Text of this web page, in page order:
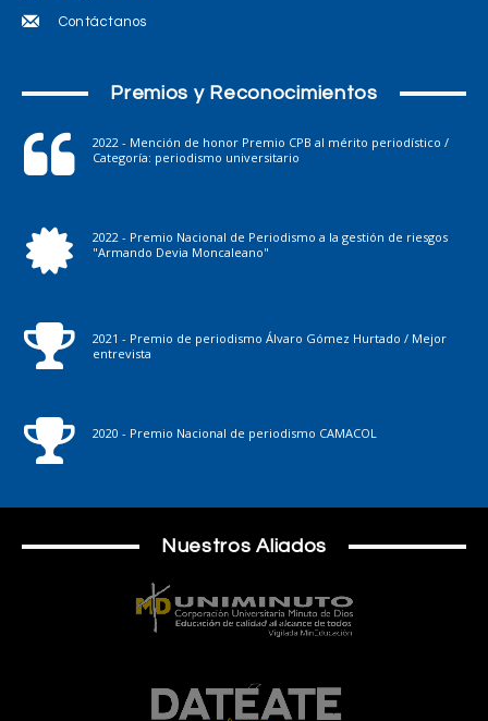
Contáctanos
Premios y Reconocimientos
2022 - Mención de honor Premio CPB al mérito periodístico /
Categoría: periodismo universitario
2022 - Premio Nacional de Periodismo a la gestión de riesgos
"Armando Devia Moncaleano"
2021 - Premio de periodismo Álvaro Gómez Hurtado / Mejor
entrevista
2020 - Premio Nacional de periodismo CAMACOL
Nuestros Aliados